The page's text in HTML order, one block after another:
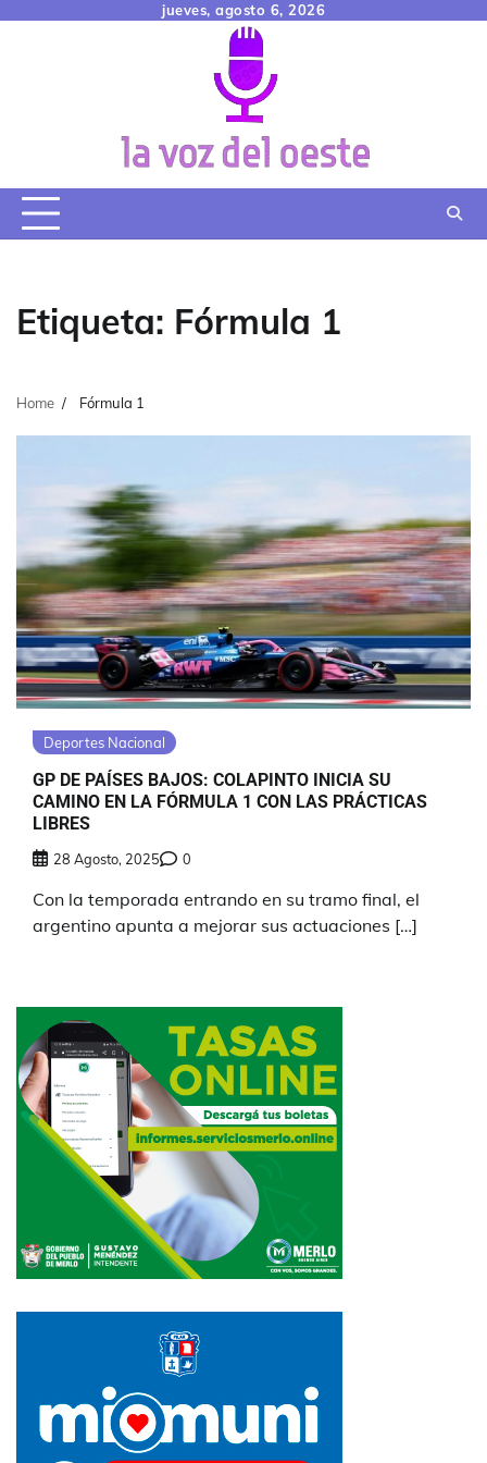
jueves, agosto 6, 2026
Etiqueta: Fórmula 1
Home Fórmula 1
Deportes Nacional
GP DE PAÍSES BAJOS: COLAPINTO INICIA SU
CAMINO EN LA FÓRMULA 1 CON LAS PRÁCTICAS
LIBRES
28 Agosto, 2025 0
Con la temporada entrando en su tramo final, el
argentino apunta a mejorar sus actuaciones […]